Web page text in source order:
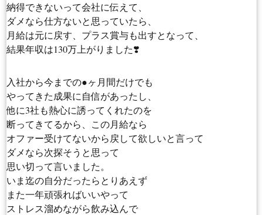
納得できないって会社に伝えて、
ダメなら仕方ないと思っていたら、
月給は元に戻す、プラス賞与も出すとなって、
結果年収は130万上がりました❣️
入社から今までの●ヶ月間だけでも
やってきた成果に自信があったし、
他に3社も熱心に誘ってくれたのを
断ってきてるから、この月給なら
オファー受けてないから戻して欲しいと言って
ダメなら次探そうと思って
思い切って言いました。
いま迄の自分だったらとりあえず
また一年頑張ればいいやって
ストレス溜めながら飲み込んで